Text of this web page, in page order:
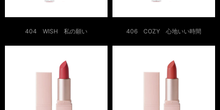
404 WISH 私の願い 406 COZY 心地いい時間